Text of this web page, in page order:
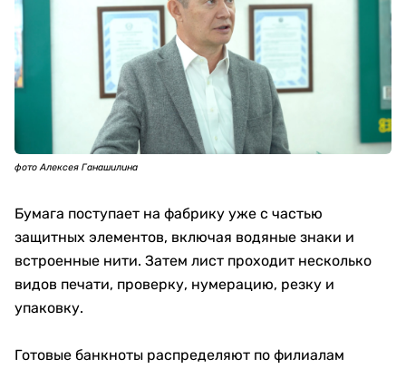
фото Алексея Ганашилина
Бумага поступает на фабрику уже с частью
защитных элементов, включая водяные знаки и
встроенные нити. Затем лист проходит несколько
видов печати, проверку, нумерацию, резку и
упаковку.
Готовые банкноты распределяют по филиалам